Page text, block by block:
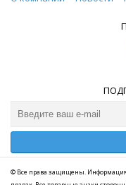
© Все права защищены.